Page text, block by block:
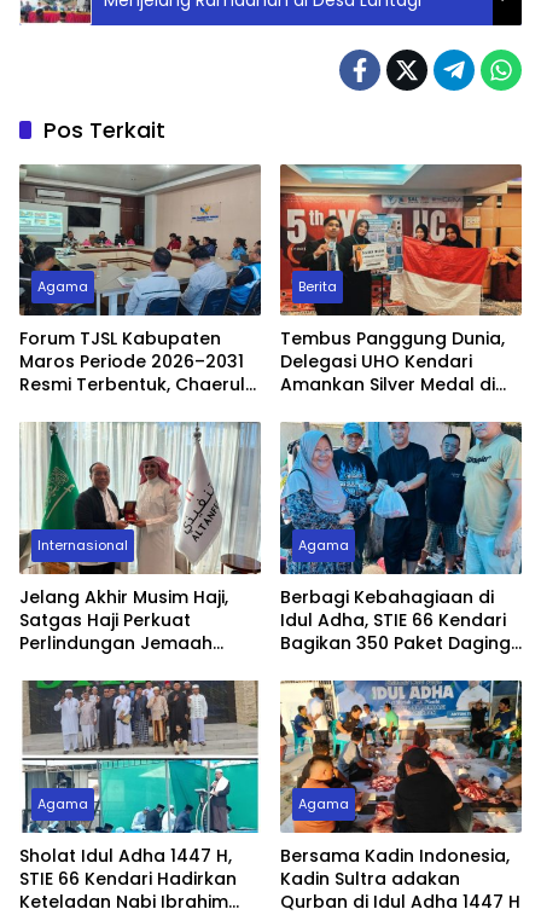
Pos Terkait
Agama
Forum TJSL Kabupaten
Maros Periode 2026–2031
Resmi Terbentuk, Chaerul
Ketua
Berita
Tembus Panggung Dunia,
Delegasi UHO Kendari
Amankan Silver Medal di
Internasional
Jelang Akhir Musim Haji,
Satgas Haji Perkuat
Perlindungan Jemaah
Agama
Berbagi Kebahagiaan di
Idul Adha, STIE 66 Kendari
Bagikan 350 Paket Daging
Agama
Sholat Idul Adha 1447 H,
STIE 66 Kendari Hadirkan
Keteladan Nabi Ibrahim
Agama
Bersama Kadin Indonesia,
Kadin Sultra adakan
Qurban di Idul Adha 1447 H